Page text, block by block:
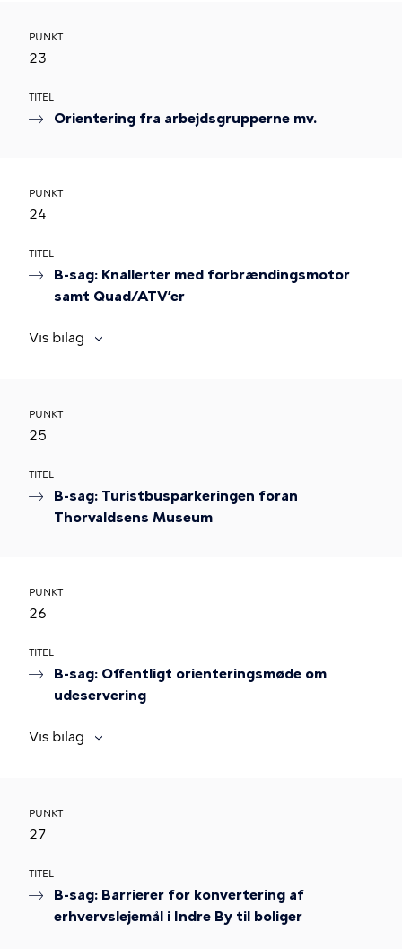
PUNKT
23
TITEL
Orientering fra arbejdsgrupperne mv.
PUNKT
24
TITEL
B-sag: Knallerter med forbrændingsmotor
samt Quad/ATV’er
Vis bilag
PUNKT
25
TITEL
B-sag: Turistbusparkeringen foran
Thorvaldsens Museum
PUNKT
26
TITEL
B-sag: Offentligt orienteringsmøde om
udeservering
Vis bilag
PUNKT
27
TITEL
B-sag: Barrierer for konvertering af
erhvervslejemål i Indre By til boliger